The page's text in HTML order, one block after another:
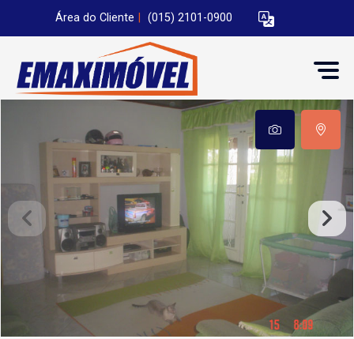
Área do Cliente (015) 2101-0900